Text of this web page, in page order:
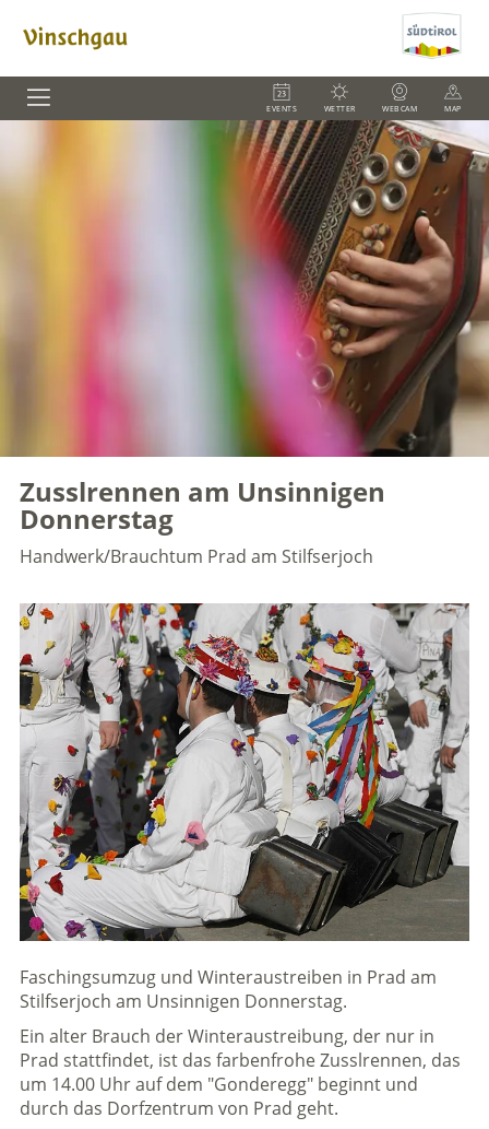
EVENTS WETTER WEBCAM MAP
Zusslrennen am Unsinnigen
Donnerstag
Handwerk/Brauchtum Prad am Stilfserjoch
Faschingsumzug und Winteraustreiben in Prad am
Stilfserjoch am Unsinnigen Donnerstag.
Ein alter Brauch der Winteraustreibung, der nur in
Prad stattfindet, ist das farbenfrohe Zusslrennen, das
um 14.00 Uhr auf dem "Gonderegg" beginnt und
durch das Dorfzentrum von Prad geht.